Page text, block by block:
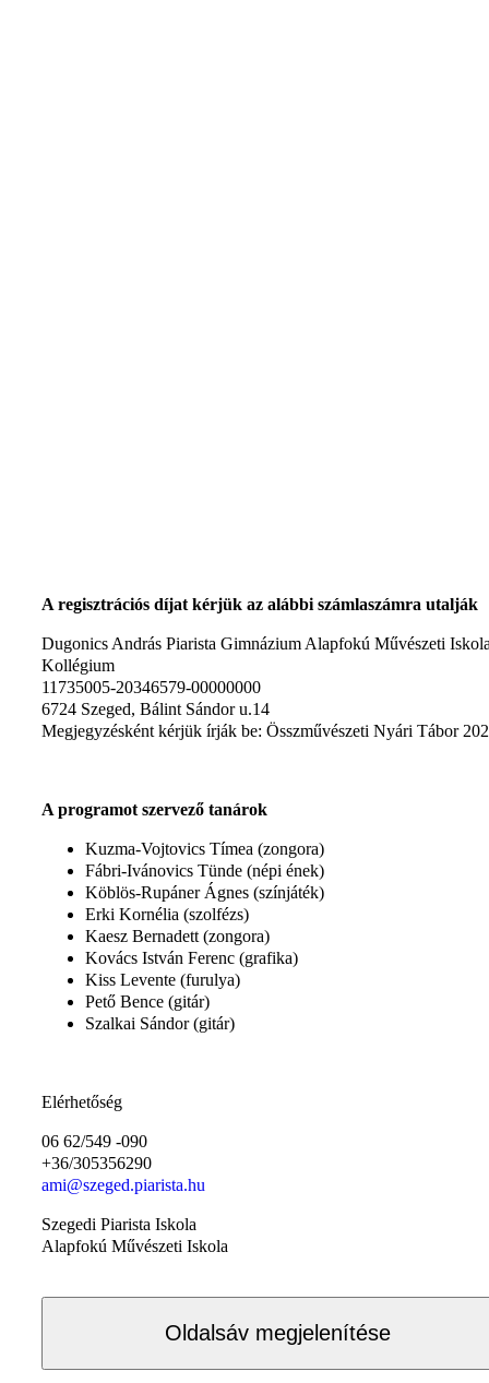
A regisztrációs díjat kérjük az alábbi számlaszámra utalják
Dugonics András Piarista Gimnázium Alapfokú Művészeti
Kollégium
11735005-20346579-00000000
6724 Szeged, Bálint Sándor u.14
Megjegyzésként kérjük írják be: Összművészeti Nyári Tábor
A programot szervező tanárok
Kuzma-Vojtovics Tímea (zongora)
Fábri-Ivánovics Tünde (népi ének)
Köblös-Rupáner Ágnes (színjáték)
Erki Kornélia (szolfézs)
Kaesz Bernadett (zongora)
Kovács István Ferenc (grafika)
Kiss Levente (furulya)
Pető Bence (gitár)
Szalkai Sándor (gitár)
Elérhetőség
06 62/549 -090
+36/305356290
ami@szeged.piarista.hu
Szegedi Piarista Iskola
Alapfokú Művészeti Iskola
Oldalsáv megjelenítése